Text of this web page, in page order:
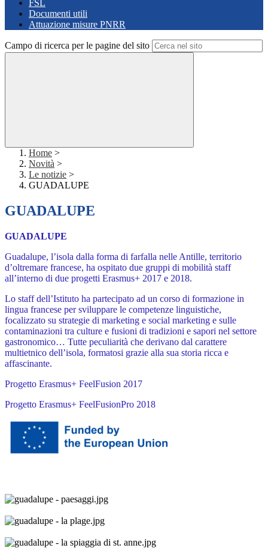
FSL
Documenti utili
Attuazione misure PNRR
Campo di ricerca per le pagine del sito
Home >
Novità >
Le notizie >
GUADALUPE
GUADALUPE
GUADALUPE
Guadalupe, l’isola dalla forma di farfalla nelle Antille, territorio
d’oltremare francese, ha ospitato due gruppi di mobilità staff
all’interno di due progetti Erasmus+ 2017 e 2018.
Lo staff dell’Istituto ha partecipato ad un corso di formazione in
lingua francese per sviluppare le competenze linguistiche,
focalizzato su strategie di marketing e social marketing e sulle
contaminazioni tra culture e fusioni di tradizioni e sapori nel settore
gastronomico… Tutte peculiarità che derivano dal carattere
multietnico dell’isola, formatosi grazie alla sua storia ricca e
affascinante.
Progetto Erasmus+ FeelFusion 2017
Progetto Erasmus+ FeelFusionPro 2018